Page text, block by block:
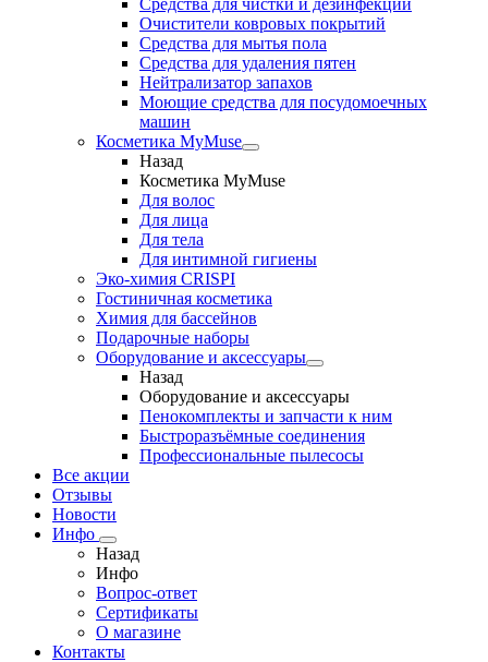
Средства для чистки и дезинфекции
Очистители ковровых покрытий
Средства для мытья пола
Средства для удаления пятен
Нейтрализатор запахов
Моющие средства для посудомоечных
машин
Косметика MyMuse
Назад
Косметика MyMuse
Для волос
Для лица
Для тела
Для интимной гигиены
Эко-химия CRISPI
Гостиничная косметика
Химия для бассейнов
Подарочные наборы
Оборудование и аксессуары
Назад
Оборудование и аксессуары
Пенокомплекты и запчасти к ним
Быстроразъёмные соединения
Профессиональные пылесосы
Все акции
Отзывы
Новости
Инфо
Назад
Инфо
Вопрос-ответ
Сертификаты
О магазине
Контакты